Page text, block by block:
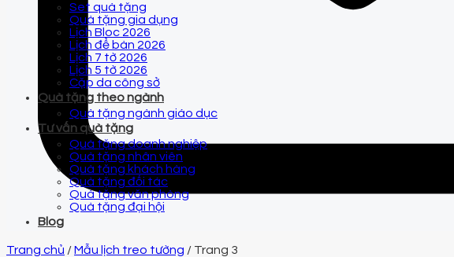
Set quà tặng
Quà tặng gia dụng
Lịch Bloc 2026
Lịch để bàn 2026
Lịch 7 tờ 2026
Lịch 5 tờ 2026
Cặp da công sở
Quà tặng theo ngành
Quà tặng ngành giáo dục
Tư vấn quà tặng
Quà tặng doanh nghiệp
Quà tặng nhân viên
Quà tặng khách hàng
Quà tặng đối tác
Quà tặng văn phòng
Quà tặng đại hội
Blog
Trang chủ /Mẫu lịch treo tường / Trang 3